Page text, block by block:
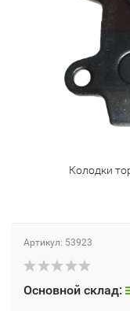
Колодки
Артикул: 53923
Основной склад: